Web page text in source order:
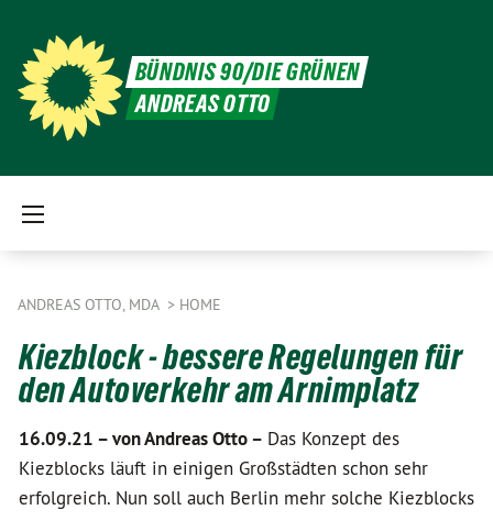
BÜNDNIS 90/DIE GRÜNEN
ANDREAS OTTO
ANDREAS OTTO, MDA HOME
Kiezblock - bessere Regelungen für
den Autoverkehr am Arnimplatz
16.09.21 –von Andreas Otto – Das Konzept des
Kiezblocks läuft in einigen Großstädten schon sehr
erfolgreich. Nun soll auch Berlin mehr solche Kiezblocks